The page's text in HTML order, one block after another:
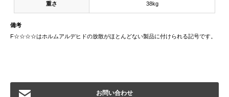
重さ 38kg
備考
F☆☆☆☆はホルムアルデヒドの放散がほとんどない製品に付けられる記号です。
お問い合わせ